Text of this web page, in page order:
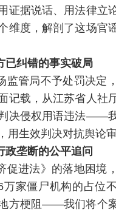
证据说话、用法律立
维度，解剖了这场官
已纠错的事实破局
监管局不予处罚决定
记载，从江苏省人社
决侵权用语违法——
用生效判决对抗舆论审
政垄断的公平追问
促进法》的落地困境
家僵尸机构的占位
方梗阻——我们将个